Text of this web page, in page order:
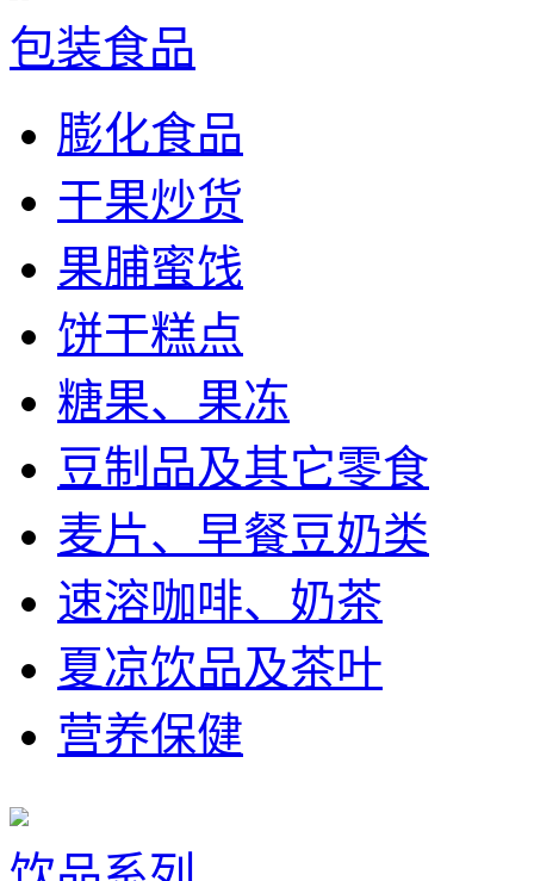
包装食品
膨化食品
干果炒货
果脯蜜饯
饼干糕点
糖果、果冻
豆制品及其它零食
麦片、早餐豆奶类
速溶咖啡、奶茶
夏凉饮品及茶叶
营养保健